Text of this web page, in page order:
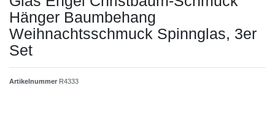
Hänger Baumbehang
Weihnachtsschmuck Spinnglas, 3er
Set
Artikelnummer R4333